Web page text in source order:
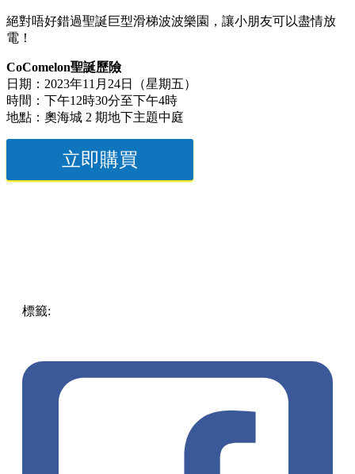
絕對唔好錯過聖誕巨型滑梯波波樂園，讓小朋友可以盡情放
電！
CoComelon聖誕歷險
日期：2023年11月24日（星期五）
時間：下午12時30分至下午4時
地點：奧海城 2 期地下主題中庭
立即購買
標籤: